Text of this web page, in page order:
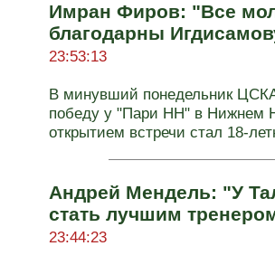
Имран Фиров: "Все
благодарны
23:53:13
В минувший понедельник
победу у "Пари НН" в Нижнем
открытием встречи стал 18-
Андрей Мендель: "У
стать лучшим
23:44:23